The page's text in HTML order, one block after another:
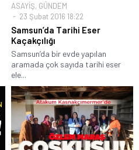
ASAYİŞ, GÜNDEM
23 Şubat 2016 18:22
Samsun’da Tarihi Eser
Kaçakçılığı
Samsun’da bir evde yapılan
aramada çok sayıda tarihi eser
ele...